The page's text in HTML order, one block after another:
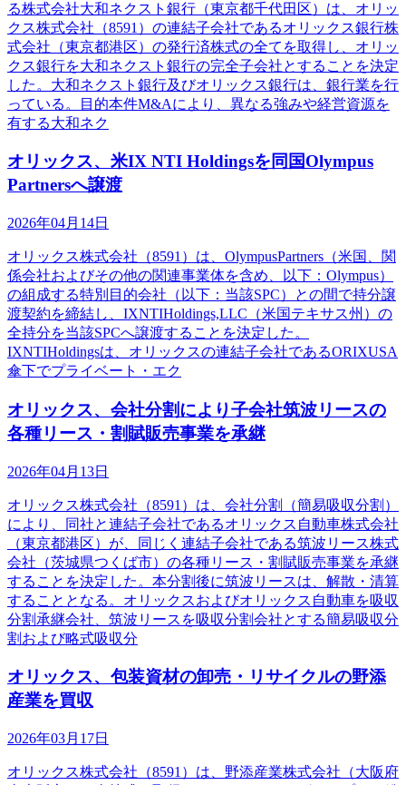
る株式会社大和ネクスト銀行（東京都千代田区）は、オリッ
クス株式会社（8591）の連結子会社であるオリックス銀行株
式会社（東京都港区）の発行済株式の全てを取得し、オリッ
クス銀行を大和ネクスト銀行の完全子会社とすることを決定
した。大和ネクスト銀行及びオリックス銀行は、銀行業を行
っている。目的本件M&Aにより、異なる強みや経営資源を
有する大和ネク
オリックス、米IX NTI Holdingsを同国Olympus
Partnersへ譲渡
2026年04月14日
オリックス株式会社（8591）は、OlympusPartners（米国、関
係会社およびその他の関連事業体を含め、以下：Olympus）
の組成する特別目的会社（以下：当該SPC）との間で持分譲
渡契約を締結し、IXNTIHoldings,LLC（米国テキサス州）の
全持分を当該SPCへ譲渡することを決定した。
IXNTIHoldingsは、オリックスの連結子会社であるORIXUSA
傘下でプライベート・エク
オリックス、会社分割により子会社筑波リースの
各種リース・割賦販売事業を承継
2026年04月13日
オリックス株式会社（8591）は、会社分割（簡易吸収分割）
により、同社と連結子会社であるオリックス自動車株式会社
（東京都港区）が、同じく連結子会社である筑波リース株式
会社（茨城県つくば市）の各種リース・割賦販売事業を承継
することを決定した。本分割後に筑波リースは、解散・清算
することとなる。オリックスおよびオリックス自動車を吸収
分割承継会社、筑波リースを吸収分割会社とする簡易吸収分
割および略式吸収分
オリックス、包装資材の卸売・リサイクルの野添
産業を買収
2026年03月17日
オリックス株式会社（8591）は、野添産業株式会社（大阪府